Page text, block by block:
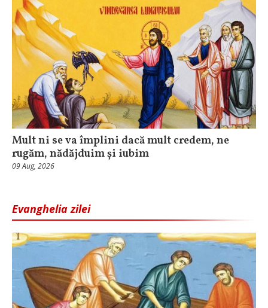
Mult ni se va împlini dacă mult credem, ne
rugăm, nădăjduim și iubim
09 Aug, 2026
Evanghelia zilei